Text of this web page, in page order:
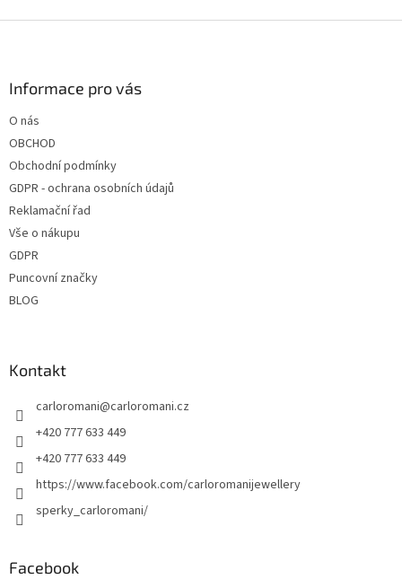
Informace pro vás
O nás
OBCHOD
Obchodní podmínky
GDPR - ochrana osobních údajů
Reklamační řad
Vše o nákupu
GDPR
Puncovní značky
BLOG
Kontakt
carloromani@carloromani.cz
+420 777 633 449
+420 777 633 449
https://www.facebook.com/carloromanijewellery
sperky_carloromani/
Facebook